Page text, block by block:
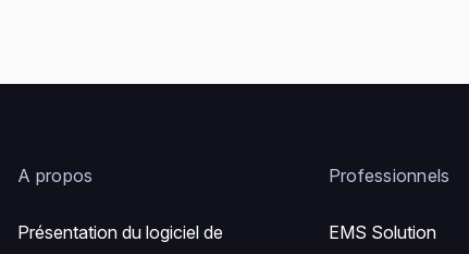
A propos
Présentation du logiciel de
Professionnels
EMS Solution